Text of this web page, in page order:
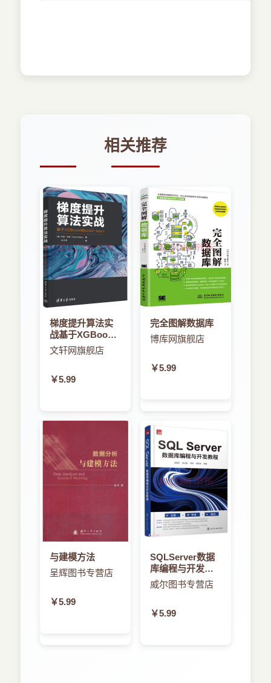
相关推荐
梯度提升算法实
战基于XGBoost
和scikit-learn
文轩网旗舰店
￥5.99
完全图解数据库
博库网旗舰店
￥5.99
与建模方法
呈辉图书专营店
￥5.99
SQLServer数据
库编程与开发教
程
威尔图书专营店
￥5.99